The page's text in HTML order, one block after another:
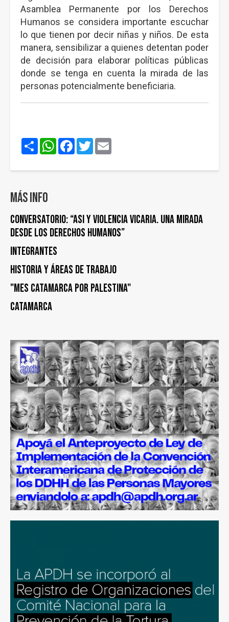
Asamblea Permanente por los Derechos
Humanos se considera importante escuchar
lo que tienen por decir niñas y niños. De esta
manera, sensibilizar a quienes detentan poder
de decisión para elaborar políticas públicas
donde se tenga en cuenta la mirada de las
personas potencialmente beneficiaria.
ShareWhatsApp
Facebook
Twitter
Más info
Conversatorio: “ASI y Violencia Vicaria. Una mirada
desde los derechos humanos”
Integrantes
Historia y áreas de trabajo
"Mes Catamarca por Palestina"
Catamarca